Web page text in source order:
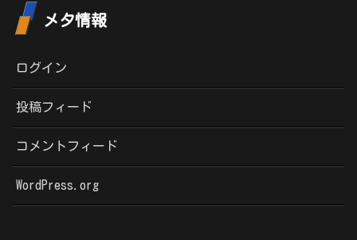
メタ情報
ログイン
投稿フィード
コメントフィード
WordPress.org